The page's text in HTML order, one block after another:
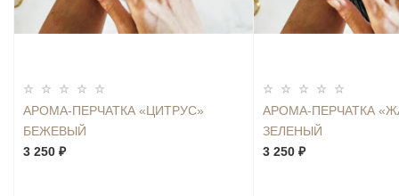
АРОМА-ПЕРЧАТКА «ЦИТРУС»
БЕЖЕВЫЙ
3 250 ₽
АРОМА-ПЕРЧАТКА
ЗЕЛЕНЫЙ
3 250 ₽